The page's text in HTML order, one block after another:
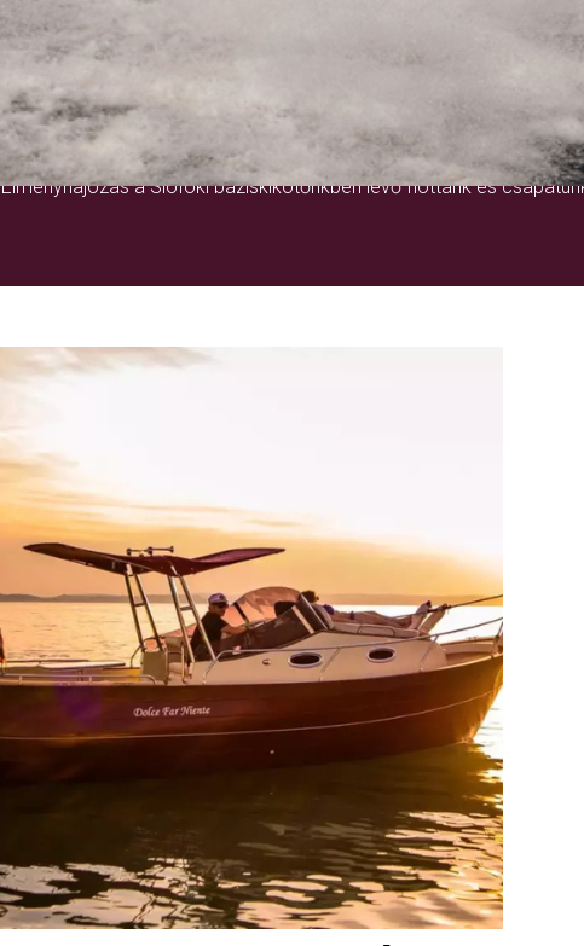
EGY ÉLETRE SZÓLÓ
Élményhajózás a Siófoki báziskikötőnkben lévő flottánk és